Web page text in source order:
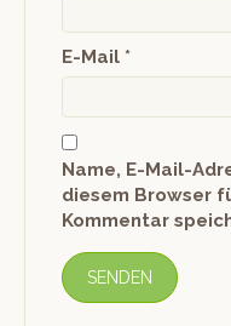
E-Mail *
Name, E-Mail-
diesem Browser
Kommentar